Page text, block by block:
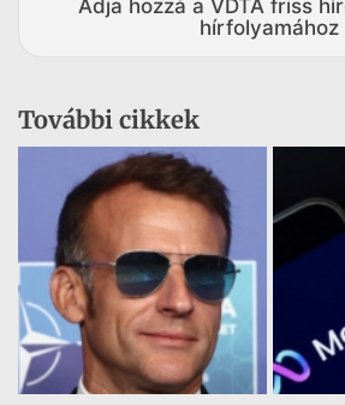
Adja hozzá a VDTA friss
hírfolyamához
További cikkek